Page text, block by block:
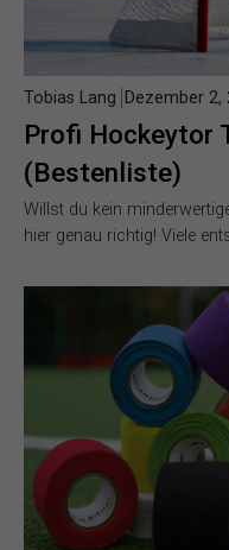
Profi Hockeytor
(Bestenliste)
Tobias Lang Dezember 2,
Willst du kein
hier genau richtig! Viele